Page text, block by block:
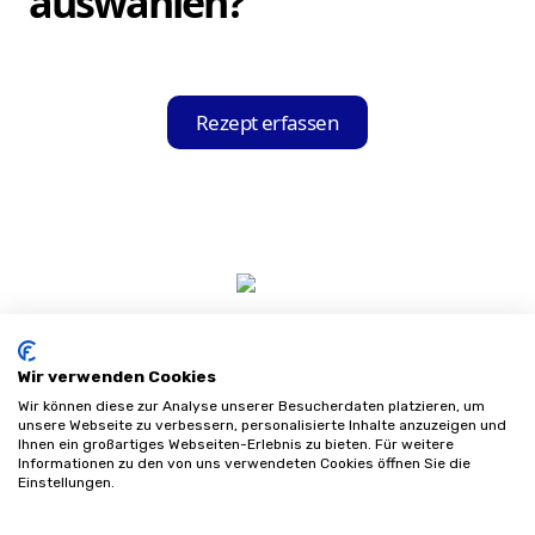
Ihnen die Hilfsmittel-Held App eine Liste
mit Sanitätshäusern an, die mit Ihrer
über die App aufgeben.
Rezept erfassen
Wir verwenden Cookies
Wir können diese zur Analyse unserer Besucherdaten platzieren, um
unsere Webseite zu verbessern, personalisierte Inhalte anzuzeigen und
Ihnen ein großartiges Webseiten-Erlebnis zu bieten. Für weitere
Informationen zu den von uns verwendeten Cookies öffnen Sie die
Einstellungen.